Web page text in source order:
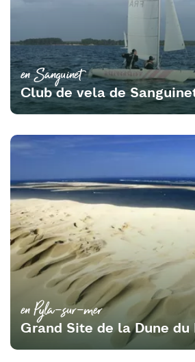
en Sanguinet
Club de vela de
en Pyla-sur-mer
Grand Site de la Dune